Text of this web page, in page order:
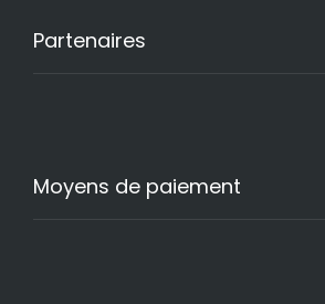
Partenaires
Moyens de paiement